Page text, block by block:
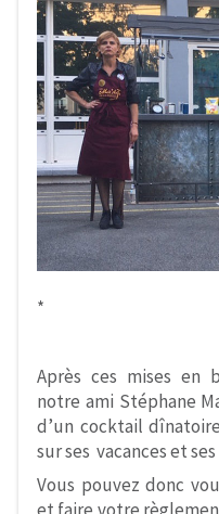
*
Après ces mises en
notre ami Stéphane
d’un cocktail
sur ses vacances et
Vous pouvez donc